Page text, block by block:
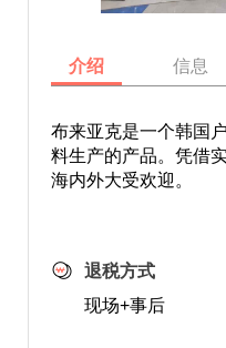
介绍 信息
布来亚克是一个韩国
料生产的产品。凭借
海内外大受欢迎。
退税方式
现场+事后